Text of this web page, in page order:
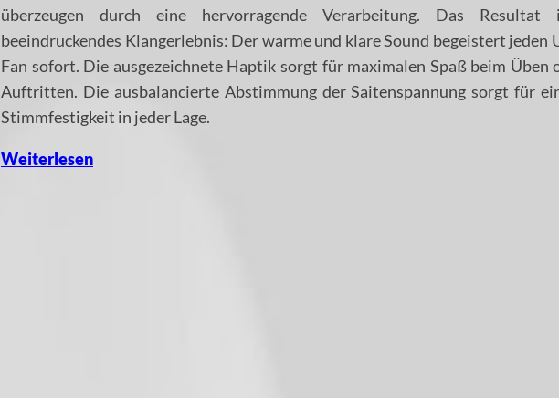
überzeugen durch eine hervorragende Verarbeitung. Das
beeindruckendes Klangerlebnis: Der warme und klare Sound begeistert jeden
Fan sofort. Die ausgezeichnete Haptik sorgt für maximalen Spaß beim Üben
Auftritten. Die ausbalancierte Abstimmung der Saitenspannung sorgt für
Stimmfestigkeit in jeder Lage.
Weiterlesen